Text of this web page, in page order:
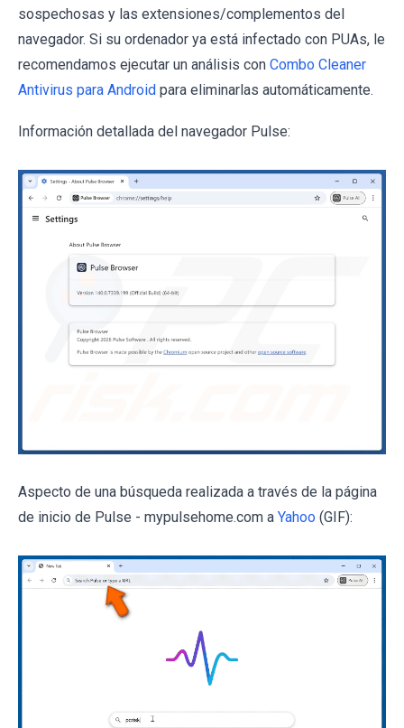
sospechosas y las extensiones/complementos del
navegador. Si su ordenador ya está infectado con PUAs, le
recomendamos ejecutar un análisis con Combo Cleaner
Antivirus para Android para eliminarlas automáticamente.
Información detallada del navegador Pulse:
Aspecto de una búsqueda realizada a través de la página
de inicio de Pulse - mypulsehome.com a Yahoo (GIF):